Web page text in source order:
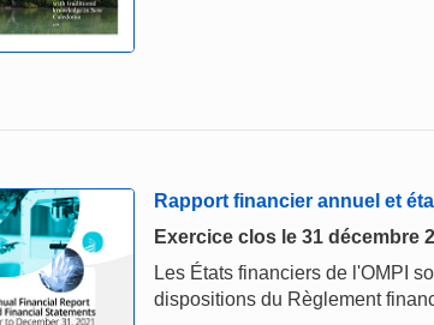
Rapport financier annuel et
Exercice clos le 31 décembre
Les États financiers de l'OMPI
dispositions du Règlement